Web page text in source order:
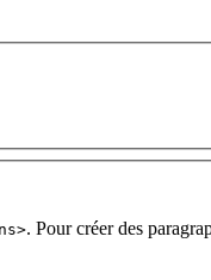
. Pour créer des